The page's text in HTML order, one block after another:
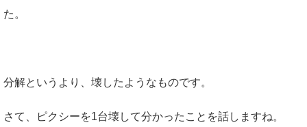
た。
分解というより、壊したようなものです。
さて、ピクシーを1台壊して分かったことを話しますね。